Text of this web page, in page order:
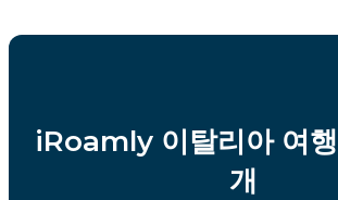
iRoamly 이탈리아 여
개